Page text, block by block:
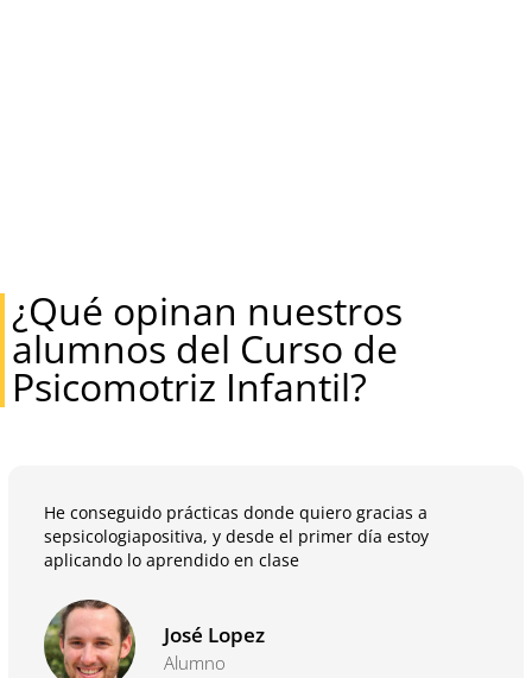
¿Qué opinan nuestros
alumnos del Curso de
Psicomotriz Infantil?
He conseguido prácticas donde quiero gracias a
sepsicologiapositiva, y desde el primer día estoy
aplicando lo aprendido en clase
José Lopez
Alumno